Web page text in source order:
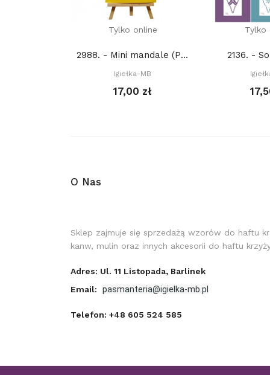
Tylko online
2988. - Mini mandale (PDF)
Igiełka-MB
17,00 zł
Tylko
2136. -
O Nas
Sklep zajmuje się sprzedażą wzorów do haftu
kanw, mulin oraz innych akcesorii do haftu
Adres: Ul. 11 Listopada, Barlinek
Email:
pasmanteria@igielka-mb.pl
Telefon: +48 605 524 585